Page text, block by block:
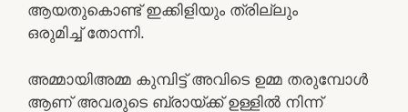
ആയതുകൊണ്ട് ഇക്കിളിയും ത്രില്ലും
ഒരുമിച്ച് തോന്നി.
അമ്മായിഅമ്മ കുമ്പിട്ട് അവിടെ ഉമ്മ തരുമ്പോൾ
ആണ് അവരുടെ ബ്രായ്ക്ക് ഉള്ളിൽ നിന്ന്